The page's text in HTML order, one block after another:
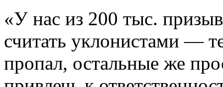
«У нас из 200 тыс.
считать уклонистами —
пропал, остальные же